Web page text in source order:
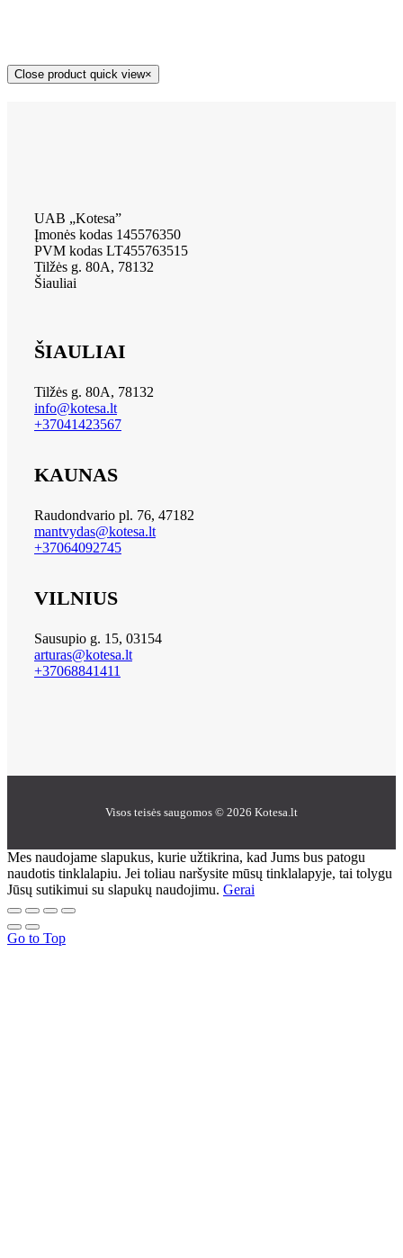
Close product quick view×
UAB „Kotesa”
Įmonės kodas 145576350
PVM kodas LT455763515
Tilžės g. 80A, 78132
Šiauliai
ŠIAULIAI
Tilžės g. 80A, 78132
info@kotesa.lt
+37041423567
KAUNAS
Raudondvario pl. 76, 47182
mantvydas@kotesa.lt
+37064092745
VILNIUS
Sausupio g. 15, 03154
arturas@kotesa.lt
+37068841411
Visos teisės saugomos © 2026 Kotesa.lt
Mes naudojame slapukus, kurie užtikrina, kad Jums bus patogu
naudotis tinklalapiu. Jei toliau naršysite mūsų tinklalapyje, tai tolygu
Jūsų sutikimui su slapukų naudojimu. Gerai
Go to Top